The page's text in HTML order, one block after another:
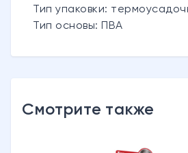
Тип упаковки:
Тип основы: ПВА
Смотрите также